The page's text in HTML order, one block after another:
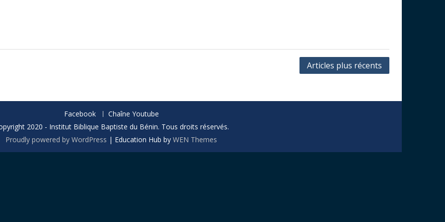
Articles plus récents
Facebook
Chaîne Youtube
2020 - Institut Biblique Baptiste du Bénin. Tous droits réservés.
Proudly powered by WordPress | Education Hub by WEN Themes